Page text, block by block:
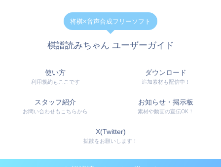
将棋×音声合成フリーソフト
棋譜読みちゃん ユーザーガイド
使い方
利用規約もここです
ダウンロード
追加素材も配信中！
スタッフ紹介
お問い合わせもこちらから
お知らせ・掲示板
素材や動画の宣伝OK！
X(Twitter)
拡散をお願いします！